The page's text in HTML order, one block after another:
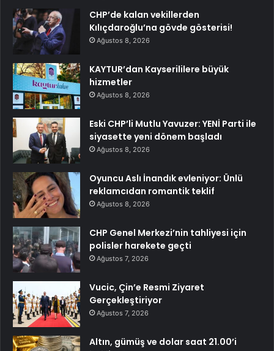
CHP’de kalan vekillerden
Kılıçdaroğlu’na gövde gösterisi!
Ağustos 8, 2026
KAYTUR’dan Kayserililere büyük
hizmetler
Ağustos 8, 2026
Eski CHP’li Mutlu Yavuzer: YENİ Parti ile
siyasette yeni dönem başladı
Ağustos 8, 2026
Oyuncu Aslı İnandık evleniyor: Ünlü
reklamcıdan romantik teklif
Ağustos 8, 2026
CHP Genel Merkezi’nin tahliyesi için
polisler harekete geçti
Ağustos 7, 2026
Vucic, Çin’e Resmi Ziyaret
Gerçekleştiriyor
Ağustos 7, 2026
Altın, gümüş ve dolar saat 21.00’i